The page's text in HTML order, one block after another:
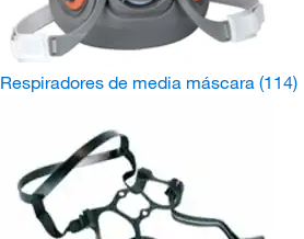
Respiradores de media máscara (114)